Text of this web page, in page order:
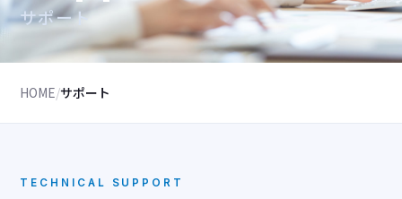
サポート
HOME/サポート
TECHNICAL SUPPORT